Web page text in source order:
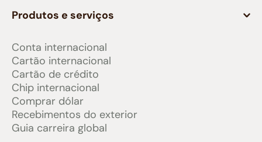
Produtos e serviços
Conta internacional
Cartão internacional
Cartão de crédito
Chip internacional
Comprar dólar
Recebimentos do exterior
Guia carreira global